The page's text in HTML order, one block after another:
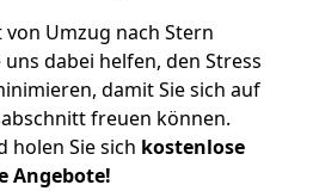
Umzug nach Stern
dabei helfen, den Stress
damit Sie sich auf
freuen können.
holen Sie sich kostenlose
Angebote!